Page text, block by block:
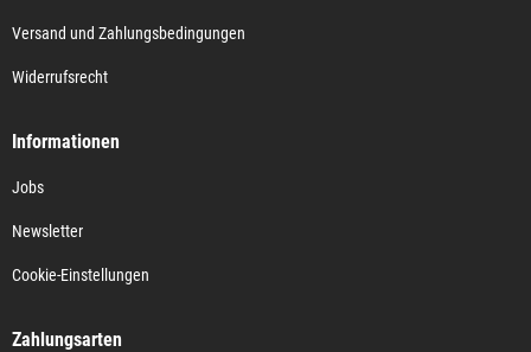
Versand und Zahlungsbedingungen
Widerrufsrecht
Informationen
Jobs
Newsletter
Cookie-Einstellungen
Zahlungsarten